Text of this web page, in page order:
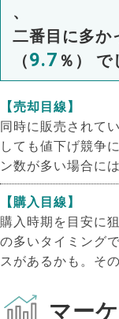
NEW!
、
二番目に多か
（9.7 ％） で
【売却目線】
同時に販売されて
しても値下げ競争
ン数が多い場合に
【購入目線】
購入時期を目安に
の多いタイミング
スがあるかも。そ
マー